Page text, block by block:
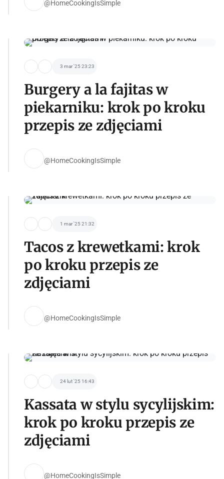
@HomeCookingIsSimple
3 mar '25 23:23
Burgery a la fajitas w
piekarniku: krok po kroku
przepis ze zdjęciami
@HomeCookingIsSimple
1 mar '25 21:32
Tacos z krewetkami: krok
po kroku przepis ze
zdjęciami
@HomeCookingIsSimple
24 lut '25 16:43
Kassata w stylu sycylijskim:
krok po kroku przepis ze
zdjęciami
@HomeCookingIsSimple